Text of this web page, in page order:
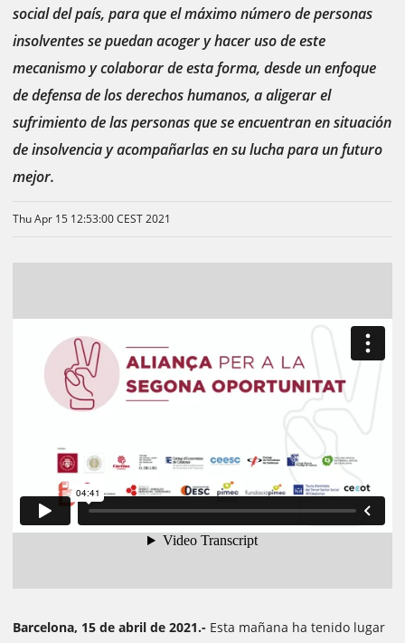
social del país, para que el máximo número de personas
insolventes se puedan acoger y hacer uso de este
mecanismo y colaborar de esta forma, desde un enfoque
de defensa de los derechos humanos, a aligerar el
sufrimiento de las personas que se encuentran en situación
de insolvencia y acompañarlas en su lucha para un futuro
mejor.
Thu Apr 15 12:53:00 CEST 2021
Barcelona, 15 de abril de 2021.- Esta mañana ha tenido lugar